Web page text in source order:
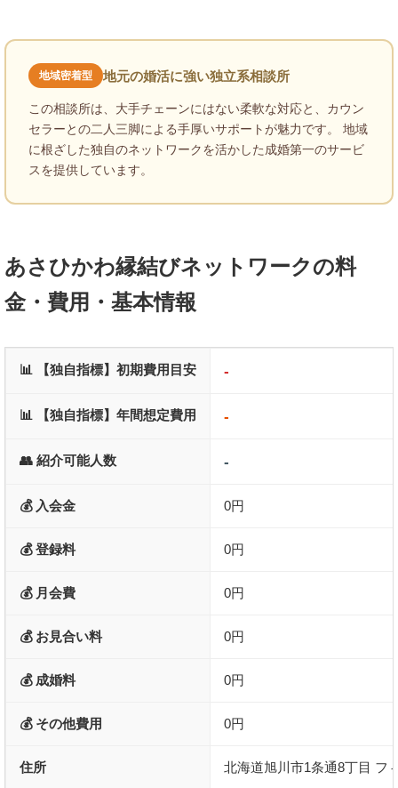
地域密着型 地元の婚活に強い独立系相談所
この相談所は、大手チェーンにはない柔軟な対応と、カウン
セラーとの二人三脚による手厚いサポートが魅力です。 地域
に根ざした独自のネットワークを活かした成婚第一のサービ
スを提供しています。
あさひかわ縁結びネットワークの料
金・費用・基本情報
📊 【独自指標】初期費用目安 -
📊 【独自指標】年間想定費用 -
👥 紹介可能人数 -
💰 入会金 0円
💰 登録料 0円
💰 月会費 0円
💰 お見合い料 0円
💰 成婚料 0円
💰 その他費用 0円
住所 北海道旭川市1条通8丁目 フ